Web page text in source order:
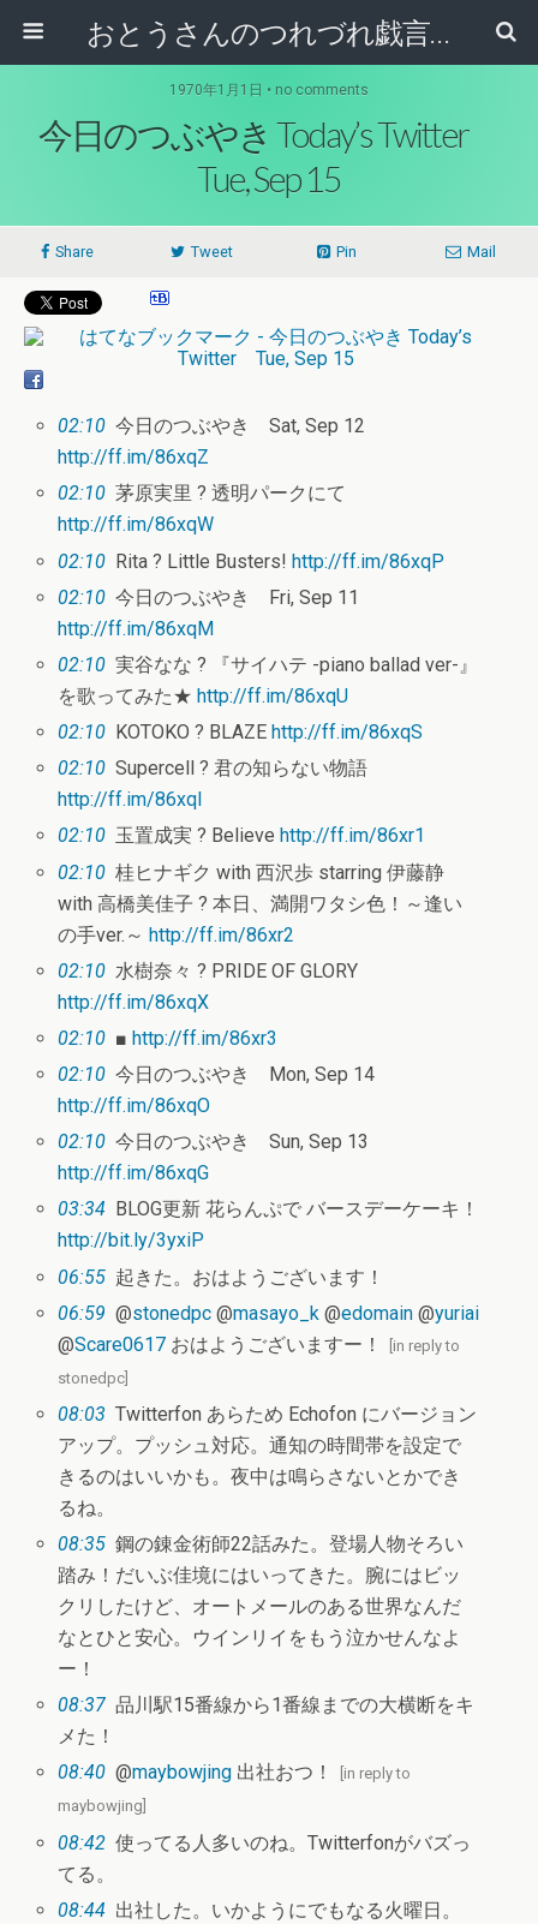
おとうさんのつれづれ戯言記
1970年1月1日 • no comments
今日のつぶやき Today’s Twitter
Tue, Sep 15
Share Tweet Pin Mail
02:10 今日のつぶやき Sat, Sep 12
http://ff.im/86xqZ
02:10 茅原実里 ? 透明パークにて
http://ff.im/86xqW
02:10 Rita ? Little Busters!http://ff.im/86xqP
02:10 今日のつぶやき Fri, Sep 11
http://ff.im/86xqM
02:10 実谷なな ? 『サイハテ -piano ballad ver-』
を歌ってみた★http://ff.im/86xqU
02:10 KOTOKO ? BLAZEhttp://ff.im/86xqS
02:10 Supercell ? 君の知らない物語
http://ff.im/86xqI
02:10 玉置成実 ? Believe http://ff.im/86xr1
02:10 桂ヒナギク with 西沢歩 starring 伊藤静
with 高橋美佳子 ? 本日、満開ワタシ色！～逢い
の手ver.～http://ff.im/86xr2
02:10 水樹奈々 ? PRIDE OF GLORY
http://ff.im/86xqX
02:10 ■http://ff.im/86xr3
02:10 今日のつぶやき Mon, Sep 14
http://ff.im/86xqO
02:10 今日のつぶやき Sun, Sep 13
http://ff.im/86xqG
03:34 BLOG更新 花らんぷで バースデーケーキ！
http://bit.ly/3yxiP
06:55 起きた。おはようございます！
06:59 @stonedpc @masayo_k @edomain @yuriai
@Scare0617 おはようございますー！
in reply to
stonedpc
08:03 Twitterfon あらため Echofon にバージョン
アップ。プッシュ対応。通知の時間帯を設定で
きるのはいいかも。夜中は鳴らさないとかでき
るね。
08:35 鋼の錬金術師22話みた。登場人物そろい
踏み！だいぶ佳境にはいってきた。腕にはビッ
クリしたけど、オートメールのある世界なんだ
なとひと安心。ウインリイをもう泣かせんなよ
ー！
08:37 品川駅15番線から1番線までの大横断をキ
メた！
08:40 @maybowjing 出社おつ！
in reply to
maybowjing
08:42 使ってる人多いのね。Twitterfonがバズっ
てる。
08:44 出社した。いかようにでもなる火曜日。